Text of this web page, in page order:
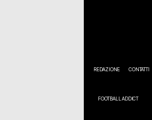
REDAZIONE CONTATTI
FOOTBALL ADDICT